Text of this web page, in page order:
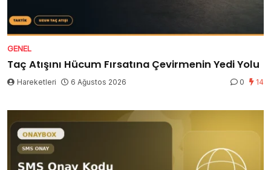
GENEL
Taç Atışını Hücum Fırsatına Çevirmenin Yedi Yolu
Hareketleri 6 Ağustos 2026 0 14